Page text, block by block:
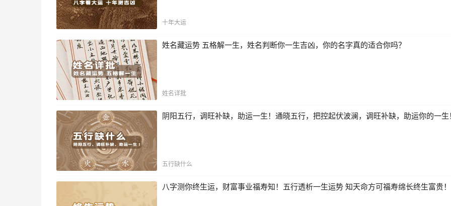
十年大运
姓名藏运势 五格解一生，姓名判断你一生吉凶，你的名字真的适合你吗？
姓名详批
阴阳五行，调旺补缺，助运一生！通晓五行，把控起伏波澜，调旺补缺，助运你的一生
五行缺什么
八字测你终生运，财富事业福寿知！五行透析一生运势 知天命方可福寿绵长终生富贵！